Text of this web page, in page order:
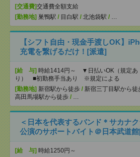
[交通費]交通費全額支給
[勤務地] 巣鴨駅 / 目白駅 / 北池袋駅 / …
【シフト自由・現金手渡しOK】
充電を繋げるだけ！[派遣]
[給 与] 時給1414円～ ▼日払いOK（規定あ
り） ■初勤務手当あり ※規定による
[勤務地] 新宿駅から徒歩 / 新宿三丁目駅から徒
高田馬場駅から徒歩 / …
＜日本を代表するバンド＊サカナ
公演のサポートバイト＠日本武道
[給 与] 時給1250円～